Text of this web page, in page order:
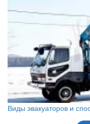
Виды эвакуаторов и